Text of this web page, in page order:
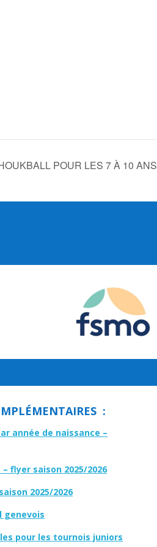
POUR LES 7 À 10 ANS
:
année de naissance –
flyer saison 2025/2026
2025/2026
genevois
pour les tournois juniors